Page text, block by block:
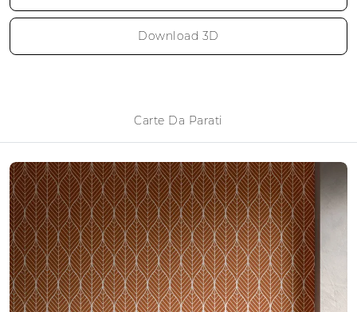
Download 3D
Carte Da Parati